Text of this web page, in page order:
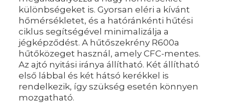
különbségeket is. Gyorsan eléri a kívánt
hőmérsékletet, és a hatóránkénti hűtési
ciklus segítségével minimalizálja a
jégképződést. A hűtőszekrény R600a
hűtőközeget használ, amely CFC-mentes.
Az ajtó nyitási iránya állítható. Két állítható
első lábbal és két hátsó kerékkel is
rendelkezik, így szükség esetén könnyen
mozgatható.